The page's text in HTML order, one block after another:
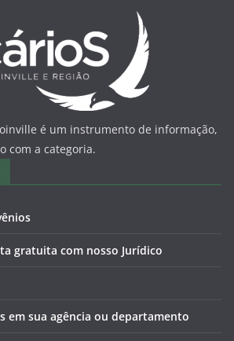
é um instrumento de informação,
com a categoria.
gratuita com nosso Jurídico
em sua agência ou departamento